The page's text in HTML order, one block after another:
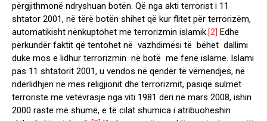
përgjithmonë ndryshuan botën. Që nga akti terrorist i 11
shtator 2001, në tërë botën shihet që kur flitet për terrorizëm,
automatikisht nënkuptohet me terrorizmin islamik.[2] Edhe
përkundër faktit që tentohet në vazhdimësi të bëhet dallimi
duke mos e lidhur terrorizmin në botë me fenë islame. Islami
pas 11 shtatorit 2001, u vendos në qendër të vëmendjes, në
ndërlidhjen në mes religjionit dhe terrorizmit, pasiqë sulmet
terroriste me vetëvrasje nga viti 1981 deri në mars 2008, ishin
2000 raste më shumë, e të cilat shumica i atribuoheshin